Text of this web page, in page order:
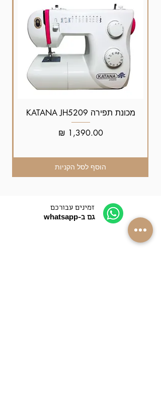
מכונת תפירה KATANA JH5209
מחיר‏1,390.00 ‏₪
הוסף לסל הקניות
זמינים עבורכם
גם ב-whatsapp